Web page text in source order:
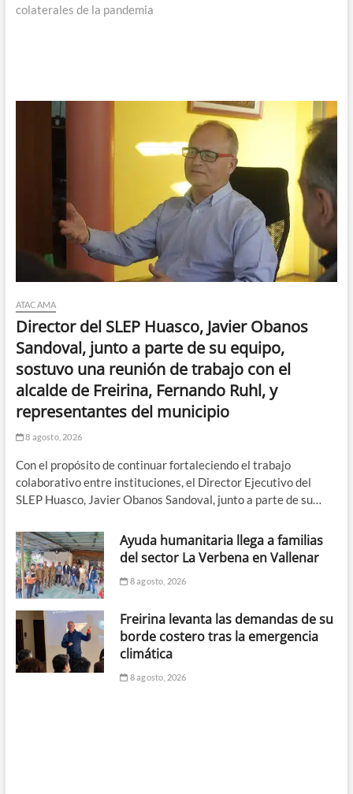
colaterales de la pandemia
ATACAMA
Director del SLEP Huasco, Javier Obanos
Sandoval, junto a parte de su equipo,
sostuvo una reunión de trabajo con el
alcalde de Freirina, Fernando Ruhl, y
representantes del municipio
8 agosto, 2026
Con el propósito de continuar fortaleciendo el trabajo
colaborativo entre instituciones, el Director Ejecutivo del
SLEP Huasco, Javier Obanos Sandoval, junto a parte de su…
Ayuda humanitaria llega a familias
del sector La Verbena en Vallenar
8 agosto, 2026
Freirina levanta las demandas de su
borde costero tras la emergencia
climática
8 agosto, 2026